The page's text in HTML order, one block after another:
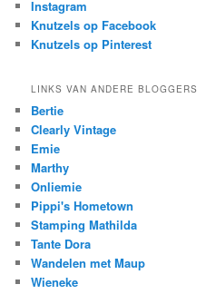
Instagram
Knutzels op Facebook
Knutzels op Pinterest
LINKS VAN ANDERE BLOGGERS
Bertie
Clearly Vintage
Emie
Marthy
Onliemie
Pippi's Hometown
Stamping Mathilda
Tante Dora
Wandelen met Maup
Wieneke